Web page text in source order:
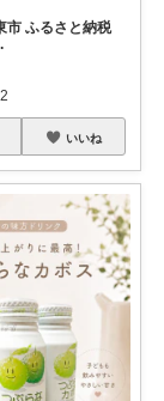
市 ふるさと納税
2
いいね